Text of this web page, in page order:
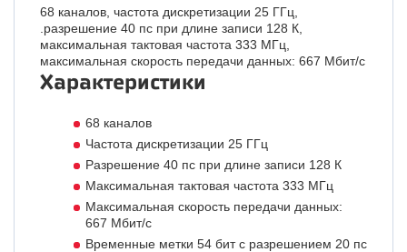
68 каналов, частота дискретизации 25 ГГц,
.разрешение 40 пс при длине записи 128 К,
максимальная тактовая частота 333 МГц,
максимальная скорость передачи данных: 667 Мбит/с
Характеристики
68 каналов
Частота дискретизации 25 ГГц
Разрешение 40 пс при длине записи 128 К
Максимальная тактовая частота 333 МГц
Максимальная скорость передачи данных:
667 Мбит/с
Временные метки 54 бит с разрешением 20 пс